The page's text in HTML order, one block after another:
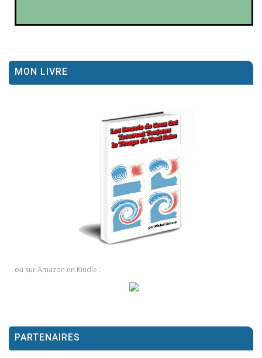
MON LIVRE
ou sur Amazon en Kindle :
PARTENAIRES